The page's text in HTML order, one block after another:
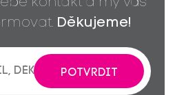
kontakt a my vás
Děkujeme!
POTVRDIT